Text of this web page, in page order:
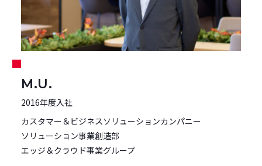
M.U.
2016年度入社
カスタマー＆ビジネスソリューションカンパニー
ソリューション事業創造部
エッジ＆クラウド事業グループ